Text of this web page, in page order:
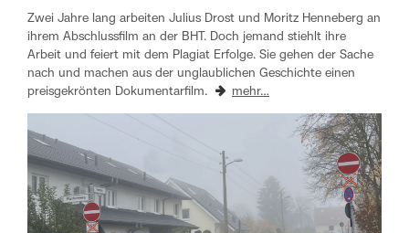
Zwei Jahre lang arbeiten Julius Drost und Moritz Henneberg an
ihrem Abschlussfilm an der BHT. Doch jemand stiehlt ihre
Arbeit und feiert mit dem Plagiat Erfolge. Sie gehen der Sache
nach und machen aus der unglaublichen Geschichte einen
preisgekrönten Dokumentarfilm.
mehr…